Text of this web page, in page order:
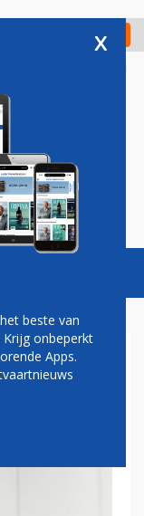
Check in
Vacatures
x
beste van
Krijg onbeperkt
Apps.